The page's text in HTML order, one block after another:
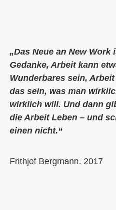
„Das Neue an New Work
Gedanke, Arbeit kann
Wunderbares sein,
das sein, was man
wirklich will. Und dann
die Arbeit Leben – und
einen nicht.“
Frithjof Bergmann, 2017